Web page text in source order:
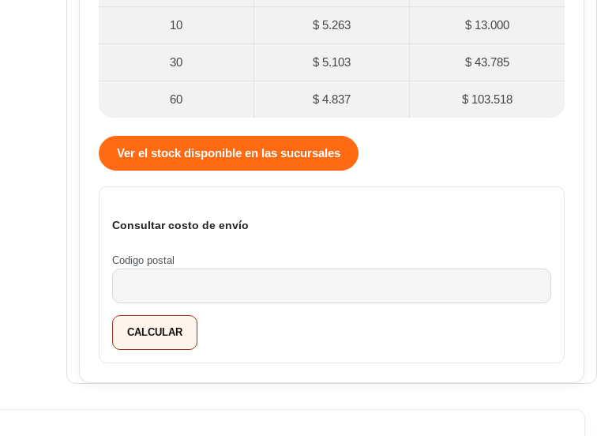
10 $ 5.263 $ 13.000
30 $ 5.103 $ 43.785
60 $ 4.837 $ 103.518
Ver el stock disponible en las sucursales
Consultar costo de envío
Codigo postal
CALCULAR